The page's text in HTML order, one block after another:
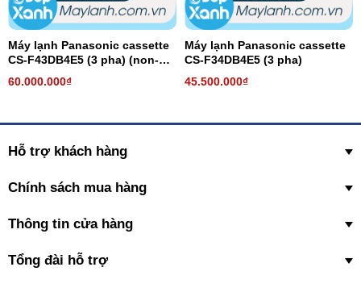
Máy lạnh Panasonic cassette
CS-F43DB4E5 (3 pha) (non-
inverter)
60.000.000₫
Máy lạnh Panasonic cassette
CS-F34DB4E5 (3 pha)
45.500.000₫
Hỗ trợ khách hàng
Chính sách mua hàng
Thông tin cửa hàng
Tổng đài hỗ trợ